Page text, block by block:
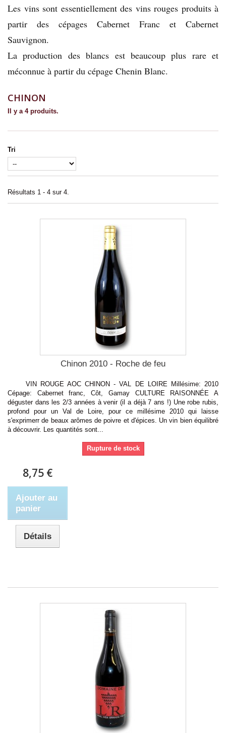
Les vins sont essentiellement des vins rouges produits à
partir des cépages Cabernet Franc et Cabernet
Sauvignon.
La production des blancs est beaucoup plus rare et
méconnue à partir du cépage Chenin Blanc.
CHINON
Il y a 4 produits.
Tri
Résultats 1 - 4 sur 4.
Chinon 2010 - Roche de feu
VIN ROUGE AOC CHINON - VAL DE LOIRE Millésime: 2010
Cépage: Cabernet franc, Côt, Gamay CULTURE RAISONNÉE A
déguster dans les 2/3 années à venir (il a déjà 7 ans !) Une robe rubis,
profond pour un Val de Loire, pour ce millésime 2010 qui laisse
s'exprimerr de beaux arômes de poivre et d'épices. Un vin bien équilibré
à découvrir. Les quantités sont...
Rupture de stock
8,75 €
Ajouter au
panier
Détails